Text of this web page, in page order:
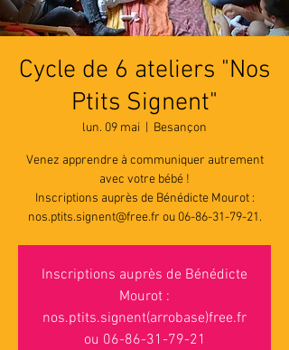
Cycle de 6 ateliers "Nos
Ptits Signent"
lun. 09 mai Besançon
Venez apprendre à communiquer autrement
avec votre bébé !
Inscriptions auprès de Bénédicte Mourot :
nos.ptits.signent@free.fr ou 06-86-31-79-21.
Inscriptions auprès de Bénédicte
Mourot :
nos.ptits.signent(arrobase)free.fr
ou 06-86-31-79-21